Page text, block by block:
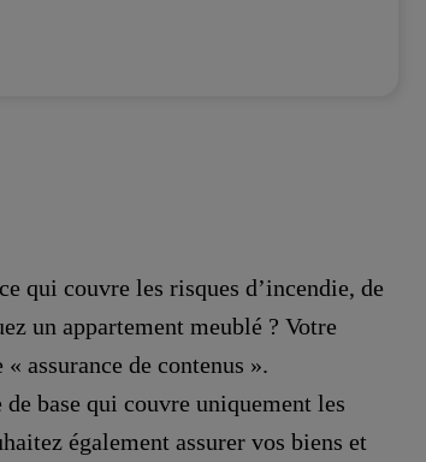
qui couvre les risques d’incendie, de
un appartement meublé ? Votre
assurance de contenus ».
de base qui couvre uniquement les
également assurer vos biens et